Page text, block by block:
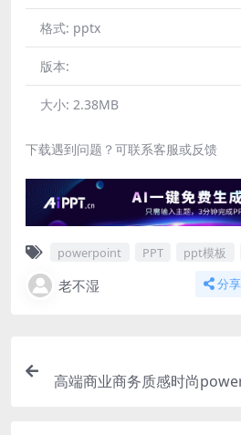
格式: pptx
版本:
大小: 2.38MB
下载遇到问题？可联系客服或反馈
powerpoint PPT ppt模板
老不湿 分享
高端商业商务质感时尚